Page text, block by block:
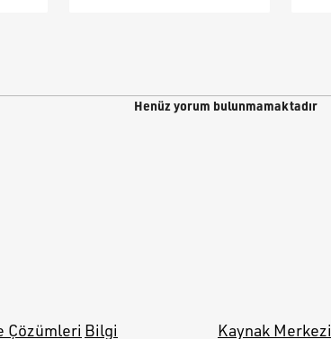
Henüz yorum bulunmamaktadır
Çözümleri Bilgi Kaynak Merkezi